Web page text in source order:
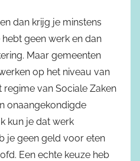
dan krijg je minstens
geen werk en dan
Maar gemeenten
op het niveau van
regime van Sociale Zaken
onaangekondigde
kun je dat werk
je geen geld voor eten
Een echte keuze heb